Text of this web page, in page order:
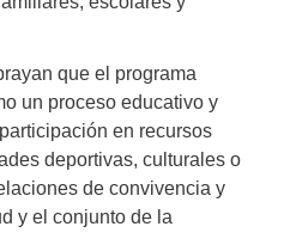
que el programa
un proceso educativo y
en recursos
deportivas, culturales o
de convivencia y
y el conjunto de la